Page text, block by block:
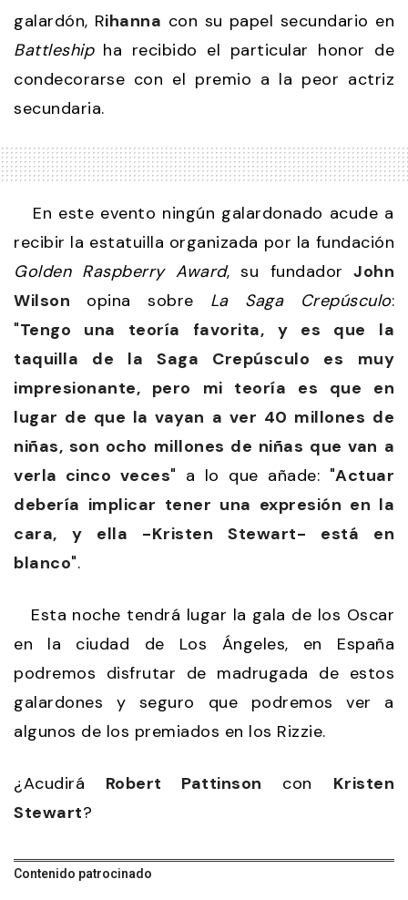
galardón, Rihanna con su papel secundario en
Battleshipha recibido el particular honor de
condecorarse con el premio a la peor actriz
secundaria.
En este evento ningún galardonado acude a
recibir la estatuilla organizada por la fundación
Golden Raspberry Award, su fundador John
Wilson opina sobre La Saga Crepúsculo:
"Tengo una teoría favorita, y es que la
taquilla de la Saga Crepúsculo es muy
impresionante, pero mi teoría es que en
lugar de que la vayan a ver 40 millones de
niñas, son ocho millones de niñas que van a
verla cinco veces" a lo que añade: "Actuar
debería implicar tener una expresión en la
cara, y ella -Kristen Stewart- está en
blanco".
Esta noche tendrá lugar la gala de los Oscar
en la ciudad de Los Ángeles, en España
podremos disfrutar de madrugada de estos
galardones y seguro que podremos ver a
algunos de los premiados en los Rizzie.
¿Acudirá Robert Pattinson con Kristen
Stewart?
Contenido patrocinado